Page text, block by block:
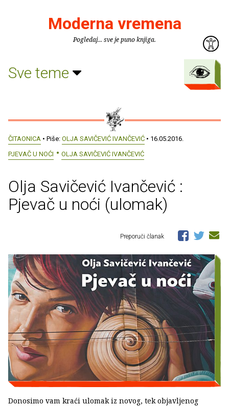
Moderna vremena
Pogledaj... sve je puno knjiga.
Sve teme
ČITAONICA • Piše: OLJA SAVIČEVIĆ IVANČEVIĆ • 16.05.2016.
PJEVAČ U NOĆI
OLJA SAVIČEVIĆ IVANČEVIĆ
Olja Savičević Ivančević :
Pjevač u noći (ulomak)
Preporuči članak
Donosimo vam kraći ulomak iz novog, tek objavljenog